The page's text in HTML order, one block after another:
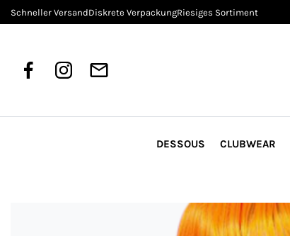
Schneller VersandDiskrete VerpackungRiesiges Sortiment
DESSOUS CLUBWEAR